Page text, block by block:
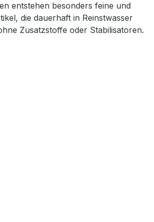
entstehen besonders feine und
die dauerhaft in Reinstwasser
Zusatzstoffe oder Stabilisatoren.